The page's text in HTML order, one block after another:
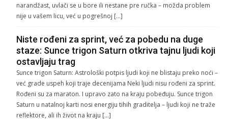
narandžast, uvlači se u bore ili nestane pre ručka – možda problem
nije u vašem licu, već u pogrešnoj […]
Niste rođeni za sprint, već za pobedu na duge
staze: Sunce trigon Saturn otkriva tajnu ljudi koji
ostavljaju trag
Sunce trigon Saturn: Astrološki potpis ljudi koji ne blistaju preko noći –
već grade uspeh koji traje decenijama Neki ljudi nisu rođeni za sprint.
Rođeni su za maraton. I upravo zato na kraju pobeđuju. Sunce trigon
Saturn u natalnoj karti nosi energiju tihih graditelja – ljudi koji ne traže
reflektore, ali ih život na kraju […]